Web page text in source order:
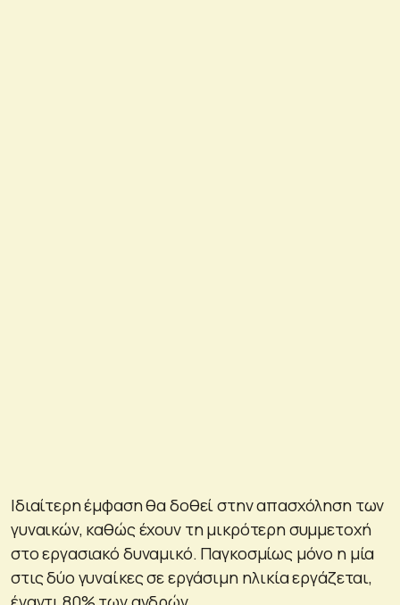
Ιδιαίτερη έμφαση θα δοθεί στην απασχόληση των
γυναικών, καθώς έχουν τη μικρότερη συμμετοχή
στο εργασιακό δυναμικό. Παγκοσμίως μόνο η μία
στις δύο γυναίκες σε εργάσιμη ηλικία εργάζεται,